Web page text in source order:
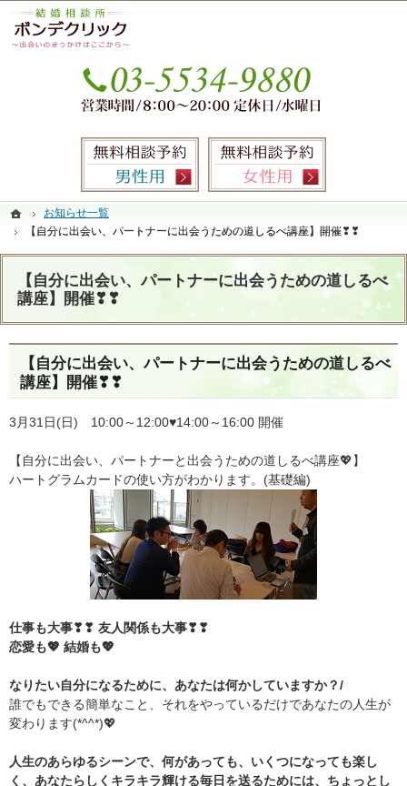
ホーム
お知らせ一覧
【自分に出会い、パートナーに出会うための道しるべ講座】開催❣❣
【自分に出会い、パートナーに出会うための道しるべ
講座】開催❣❣
本気の婚活を応援します。銀座・有楽町の結婚相談所なら当相談所へ。
銀座・有楽町の婚活なら圧倒的なサポート力のIBJ加盟結婚相談所ボンデクリック
【自分に出会い、パートナーに出会うための道しるべ
講座】開催❣❣
3月31日(日) 10:00～12:00♥14:00～16:00 開催
【自分に出会い、パートナーと出会うための道しるべ講座💖】
ハートグラムカードの使い方がわかります。(基礎編)
仕事も大事❣❣ 友人関係も大事❣❣
恋愛も💖 結婚も💖
なりたい自分になるために、あなたは何かしていますか？/
誰でもできる簡単なこと、それをやっているだけであなたの人生が
変わります(*^^*)💖
人生のあらゆるシーンで、何があっても、いくつになっても楽し
く、あなたらしくキラキラ輝ける毎日を送るためには、ちょっとし
無料相談予約男性用
ホーム
お知らせ一覧
【自分に出会い、パートナーに出会うための道しるべ講座】開催❣❣